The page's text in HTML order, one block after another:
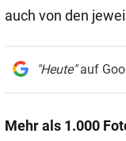
auch von den
"Heute"auf
Mehr als 1.000